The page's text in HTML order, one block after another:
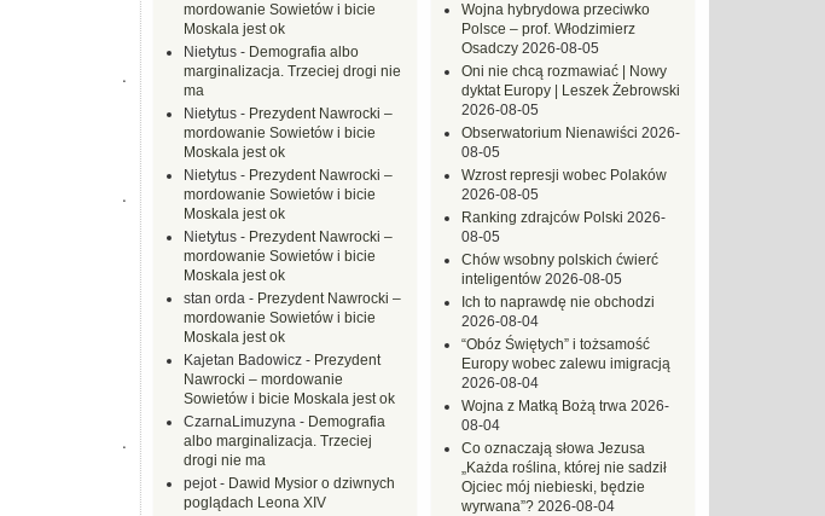
.
.
.
Wojna hybrydowa przeciwko
Polsce – prof. Włodzimierz
Osadczy 2026-08-05
Oni nie chcą rozmawiać | Nowy
dyktat Europy | Leszek Żebrowski
2026-08-05
Obserwatorium Nienawiści 2026-
08-05
Wzrost represji wobec Polaków
2026-08-05
Ranking zdrajców Polski 2026-
08-05
Chów wsobny polskich ćwierć
inteligentów 2026-08-05
Ich to naprawdę nie obchodzi
2026-08-04
“Obóz Świętych” i tożsamość
Europy wobec zalewu imigracją
2026-08-04
Wojna z Matką Bożą trwa 2026-
08-04
Co oznaczają słowa Jezusa
„Każda roślina, której nie sadził
Ojciec mój niebieski, będzie
wyrwana”? 2026-08-04
mordowanie Sowietów i bicie
Moskala jest ok
Nietytus - Demografia albo
marginalizacja. Trzeciej drogi nie
ma
Nietytus - Prezydent Nawrocki –
mordowanie Sowietów i bicie
Moskala jest ok
Nietytus - Prezydent Nawrocki –
mordowanie Sowietów i bicie
Moskala jest ok
Nietytus - Prezydent Nawrocki –
mordowanie Sowietów i bicie
Moskala jest ok
stan orda - Prezydent Nawrocki –
mordowanie Sowietów i bicie
Moskala jest ok
Kajetan Badowicz - Prezydent
Nawrocki – mordowanie
Sowietów i bicie Moskala jest ok
CzarnaLimuzyna - Demografia
albo marginalizacja. Trzeciej
drogi nie ma
pejot- Dawid Mysior o dziwnych
poglądach Leona XIV